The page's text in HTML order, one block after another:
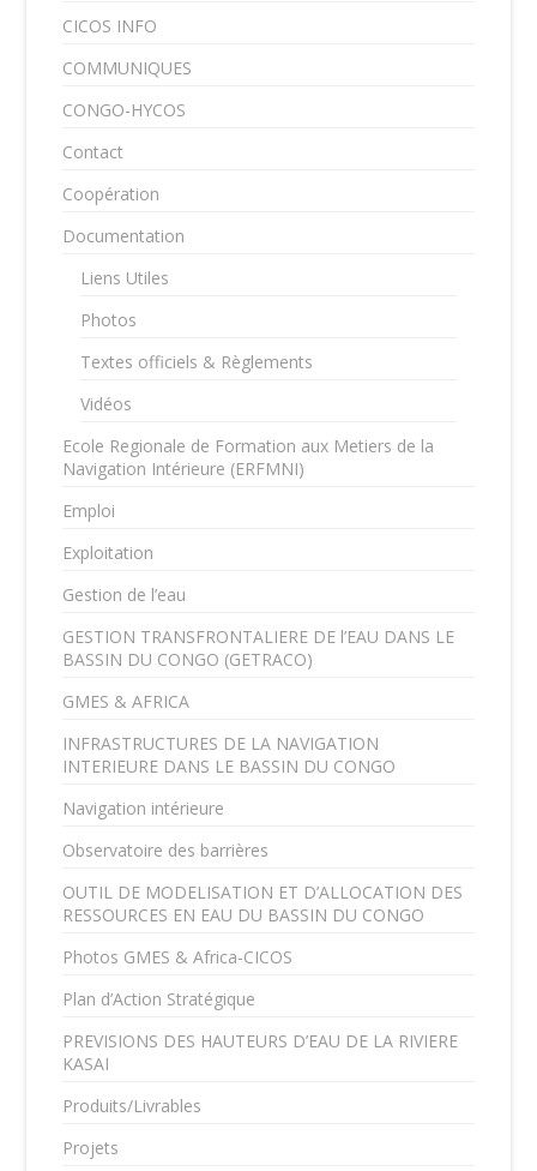
CICOS INFO
COMMUNIQUES
CONGO-HYCOS
Contact
Coopération
Documentation
Liens Utiles
Photos
Textes officiels & Règlements
Vidéos
Ecole Regionale de Formation aux Metiers de la
Navigation Intérieure (ERFMNI)
Emploi
Exploitation
Gestion de l’eau
GESTION TRANSFRONTALIERE DE l’EAU DANS LE
BASSIN DU CONGO (GETRACO)
GMES & AFRICA
INFRASTRUCTURES DE LA NAVIGATION
INTERIEURE DANS LE BASSIN DU CONGO
Navigation intérieure
Observatoire des barrières
OUTIL DE MODELISATION ET D’ALLOCATION DES
RESSOURCES EN EAU DU BASSIN DU CONGO
Photos GMES & Africa-CICOS
Plan d’Action Stratégique
PREVISIONS DES HAUTEURS D’EAU DE LA RIVIERE
KASAI
Produits/Livrables
Projets